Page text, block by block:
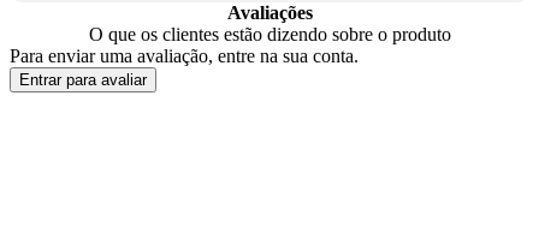
Avaliações
O que os clientes estão dizendo sobre o produto
Para enviar uma avaliação, entre na sua conta.
Entrar para avaliar